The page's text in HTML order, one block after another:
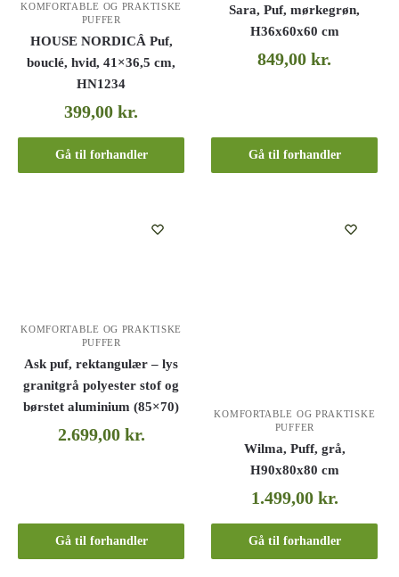
KOMFORTABLE OG PRAKTISKE
PUFFER
HOUSE NORDICÂ Puf,
bouclé, hvid, 41×36,5 cm,
HN1234
399,00kr.
Gå til forhandler
Sara, Puf, mørkegrøn,
H36x60x60 cm
849,00kr.
Gå til forhandler
KOMFORTABLE OG PRAKTISKE
PUFFER
Ask puf, rektangulær – lys
granitgrå polyester stof og
børstet aluminium (85×70)
2.699,00 kr.
Gå til forhandler
KOMFORTABLE OG PRAKTISKE
PUFFER
Wilma, Puff, grå,
H90x80x80 cm
1.499,00 kr.
Gå til forhandler